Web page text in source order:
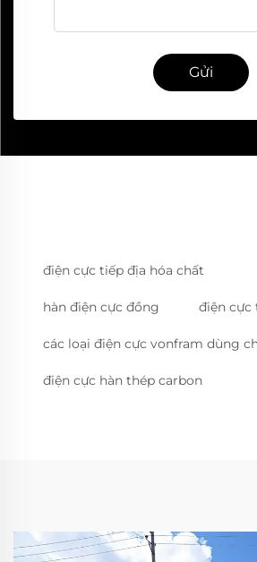
Gửi
điện cực tiếp địa hóa chất
hàn điện cực đồng điện cực
các loại điện cực vonfram dùng
điện cực hàn thép carbon